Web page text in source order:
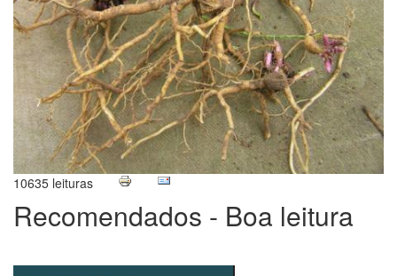
10635 leituras
Recomendados - Boa leitura